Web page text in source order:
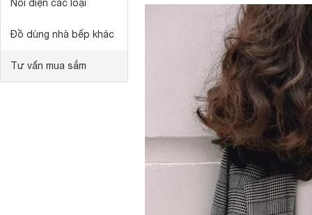
Nồi điện các loại
Đồ dùng nhà bếp khác
Tư vấn mua sắm